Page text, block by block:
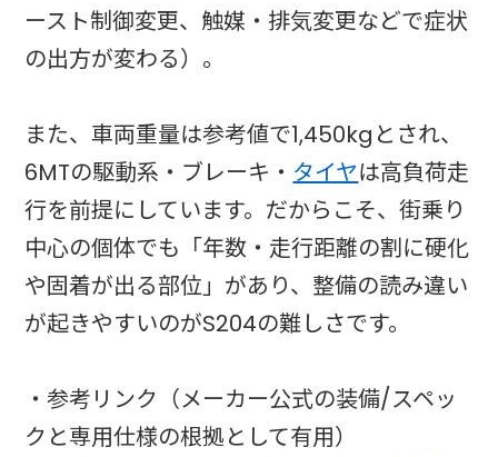
ースト制御変更、触媒・排気変更などで症状
の出方が変わる）。
また、車両重量は参考値で1,450kgとされ、
6MTの駆動系・ブレーキ・ タイヤは高負荷走
行を前提にしています。だからこそ、街乗り
中心の個体でも「年数・走行距離の割に硬化
や固着が出る部位」があり、整備の読み違い
が起きやすいのがS204の難しさです。
・参考リンク（メーカー公式の装備/スペッ
クと専用仕様の根拠として有用）